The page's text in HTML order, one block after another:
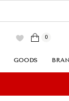
0
GOODS